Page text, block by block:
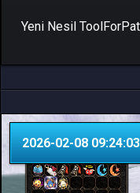
Yeni Nesil
2026-02-08 09:24:03